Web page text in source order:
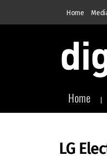
Home
Home
LG